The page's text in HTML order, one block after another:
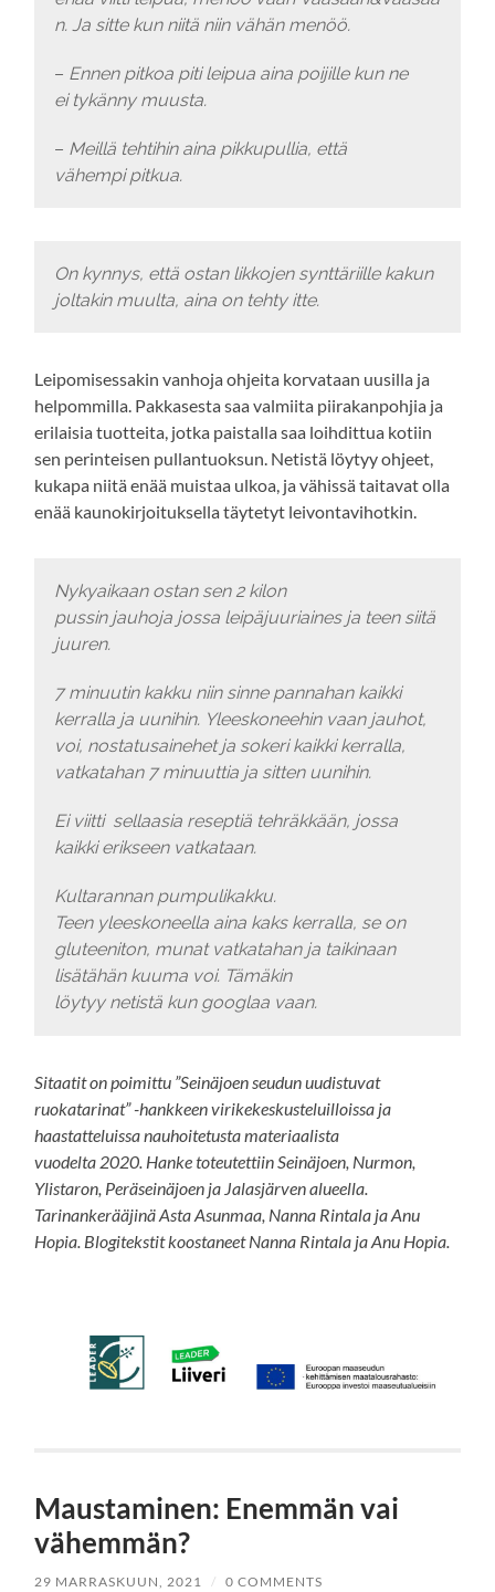
n. Ja sitte kun niitä niin vähän menöö.
– Ennen pitkoa piti leipua aina poijille kun ne
ei tykänny muusta.
– Meillä tehtihin aina pikkupullia, että
vähempi pitkua.
On kynnys, että ostan likkojen synttäriille kakun
joltakin muulta, aina on tehty itte.
Leipomisessakin vanhoja ohjeita korvataan uusilla ja
helpommilla. Pakkasesta saa valmiita piirakanpohjia ja
erilaisia tuotteita, jotka paistalla saa loihdittua kotiin
sen perinteisen pullantuoksun. Netistä löytyy ohjeet,
kukapa niitä enää muistaa ulkoa, ja vähissä taitavat olla
enää kaunokirjoituksella täytetyt leivontavihotkin.
Nykyaikaan ostan sen 2 kilon
pussin jauhoja jossa leipäjuuriaines ja teen siitä
juuren.
7 minuutin kakku niin sinne pannahan kaikki
kerralla ja uunihin. Yleeskoneehin vaan jauhot,
voi, nostatusainehet ja sokeri kaikki kerralla,
vatkatahan 7 minuuttia ja sitten uunihin.
Ei viitti sellaasia reseptiä tehräkkään, jossa
kaikki erikseen vatkataan.
Kultarannan pumpulikakku.
Teen yleeskoneella aina kaks kerralla, se on
gluteeniton, munat vatkatahan ja taikinaan
lisätähän kuuma voi. Tämäkin
löytyy netistä kun googlaa vaan.
Sitaatit on poimittu ”Seinäjoen seudun uudistuvat
ruokatarinat” -hankkeen virikekeskusteluilloissa ja
haastatteluissa nauhoitetusta materiaalista
vuodelta 2020. Hanke toteutettiin Seinäjoen, Nurmon,
Ylistaron, Peräseinäjoen ja Jalasjärven alueella.
Tarinankerääjinä Asta Asunmaa, Nanna Rintala ja Anu
Hopia. Blogitekstit koostaneet Nanna Rintala ja Anu Hopia.
Maustaminen: Enemmän vai
vähemmän?
29 MARRASKUUN, 2021 / 0 COMMENTS